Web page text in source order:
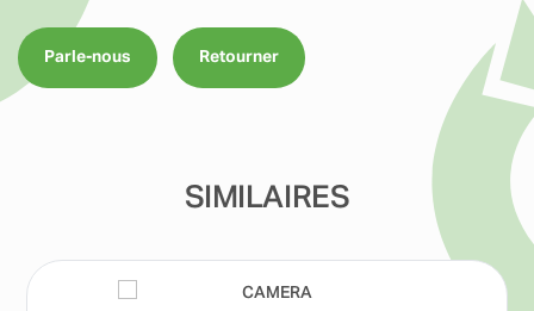
Parle-nous Retourner
SIMILAIRES